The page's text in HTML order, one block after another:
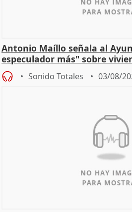
Antonio Maíllo señala al
especulador más" sobre
Becerril
Sonido Totales 03/08/